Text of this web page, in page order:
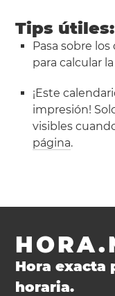
Tips útiles:
Pasa sobre los
para calcular
¡Este
impresión!
visibles
página.
Hora exacta
horaria.